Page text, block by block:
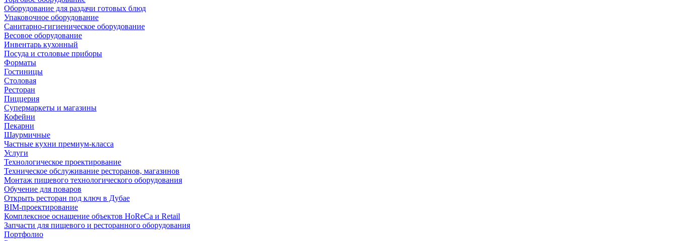
Оборудование для раздачи готовых блюд
Упаковочное оборудование
Санитарно-гигиеническое оборудование
Весовое оборудование
Инвентарь кухонный
Посуда и столовые приборы
Форматы
Гостиницы
Столовая
Ресторан
Пиццерия
Супермаркеты и магазины
Кофейни
Пекарни
Шаурмичные
Частные кухни премиум-класса
Услуги
Технологическое проектирование
Техническое обслуживание ресторанов, магазинов
Монтаж пищевого технологического оборудования
Обучение для поваров
Открыть ресторан под ключ в Дубае
BIM-проектирование
Комплексное оснащение объектов HoReCa и Retail
Запчасти для пищевого и ресторанного оборудования
Портфолио